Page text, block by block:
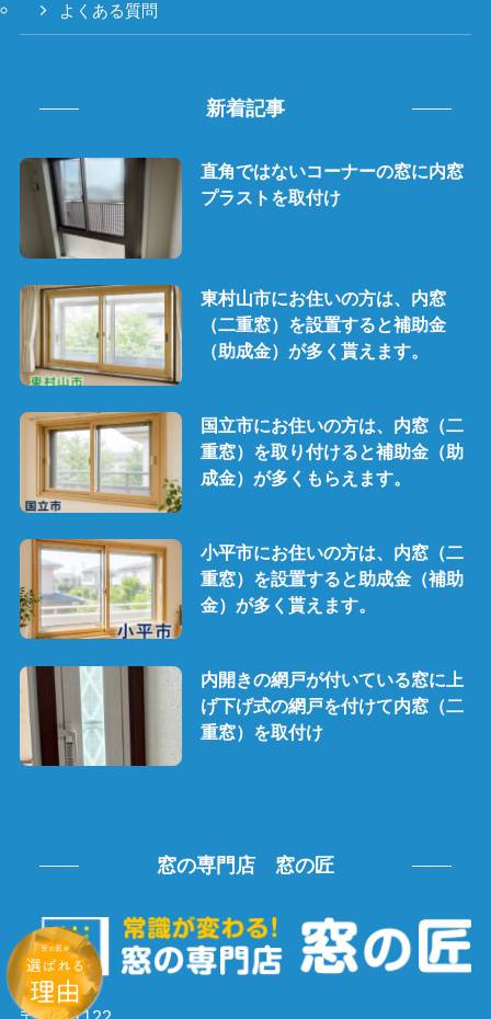
よくある質問
新着記事
直角ではないコーナーの窓に内窓
プラストを取付け
東村山市にお住いの方は、内窓
（二重窓）を設置すると補助金
（助成金）が多く貰えます。
国立市にお住いの方は、内窓（二
重窓）を取り付けると補助金（助
成金）が多くもらえます。
小平市にお住いの方は、内窓（二
重窓）を設置すると助成金（補助
金）が多く貰えます。
内開きの網戸が付いている窓に上
げ下げ式の網戸を付けて内窓（二
重窓）を取付け
窓の専門店 窓の匠